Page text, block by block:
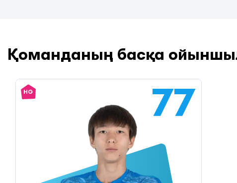
Қоманданың басқа
HG 77